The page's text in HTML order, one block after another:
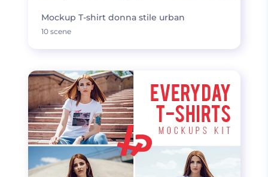
Mockup T-shirt donna stile urban
10 scene